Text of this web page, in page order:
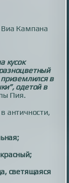
Виа Кампана
кусок
в
одетой в
Пия.
античности,
светящаяся